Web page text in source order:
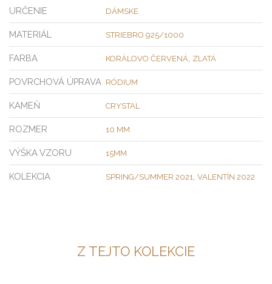
URČENIE DÁMSKE
MATERIÁL STRIEBRO 925/1000
FARBA KORÁLOVO ČERVENÁ ZLATÁ
POVRCHOVÁ ÚPRAVA RÓDIUM
KAMEŇ CRYSTAL
ROZMER 10 MM
VÝŠKA VZORU 15MM
KOLEKCIA SPRING/SUMMER 2021 VALENTÍN 2022
Z TEJTO KOLEKCIE